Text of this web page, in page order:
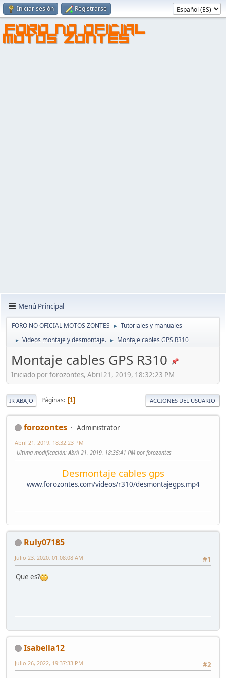
Iniciar sesión Registrarse
FORO NO OFICIAL
MOTOS ZONTES
Menú Principal
FORO NO OFICIAL MOTOS ZONTES ► Tutoriales y manuales
► Videos montaje y desmontaje. ► Montaje cables GPS R310
Montaje cables GPS R310
Iniciado por forozontes, Abril 21, 2019, 18:32:23 PM
IR ABAJO Páginas 1 ACCIONES DEL USUARIO
forozontes Administrator
Abril 21, 2019, 18:32:23 PM
Ultima modificación: Abril 21, 2019, 18:35:41 PM por forozontes
Desmontaje cables gps
www.forozontes.com/videos/r310/desmontajegps.mp4
Ruly07185
#1
Julio 23, 2020, 01:08:08 AM
Que es?
Isabella12
#2
Julio 26, 2022, 19:37:33 PM